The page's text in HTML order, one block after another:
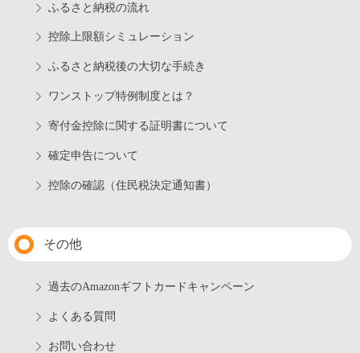
ふるさと納税の流れ
控除上限額シミュレーション
ふるさと納税後の大切な手続き
ワンストップ特例制度とは？
寄付金控除に関する証明書について
確定申告について
控除の確認（住民税決定通知書）
その他
過去のAmazonギフトカードキャンペーン
よくある質問
お問い合わせ